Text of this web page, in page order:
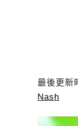
最後更新
Nash